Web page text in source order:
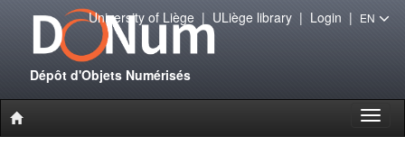
Dépôt d'Objets Numérisés
University of Liège| ULiège library| Login | EN